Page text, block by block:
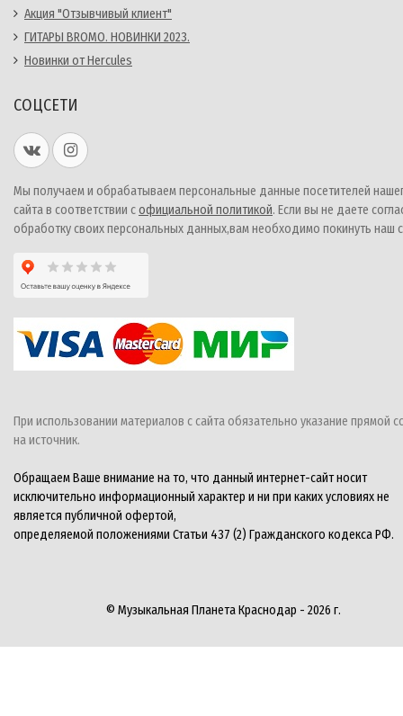
Акция "Отзывчивый клиент"
ГИТАРЫ BROMO. НОВИНКИ 2023.
Новинки от Hercules
СОЦСЕТИ
Мы получаем и обрабатываем персональные данные посетителей
сайта в соответствии софициальной политикой. Если вы не даете
обработку своих персональных данных,вам необходимо покинуть наш
При использовании материалов с сайта обязательно указание прямой
на источник.
Обращаем Ваше внимание на то, что данный интернет-сайт носит
исключительно информационный характер и ни при каких условиях не
является публичной офертой,
определяемой положениями Статьи 437 (2) Гражданского кодекса РФ.
© Музыкальная Планета Краснодар - 2026 г.